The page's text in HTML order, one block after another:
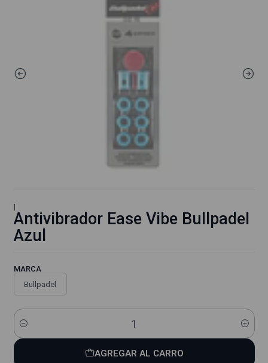
|
Antivibrador Ease Vibe Bullpadel
Azul
MARCA
Bullpadel
Cantidad
AGREGAR AL CARRO